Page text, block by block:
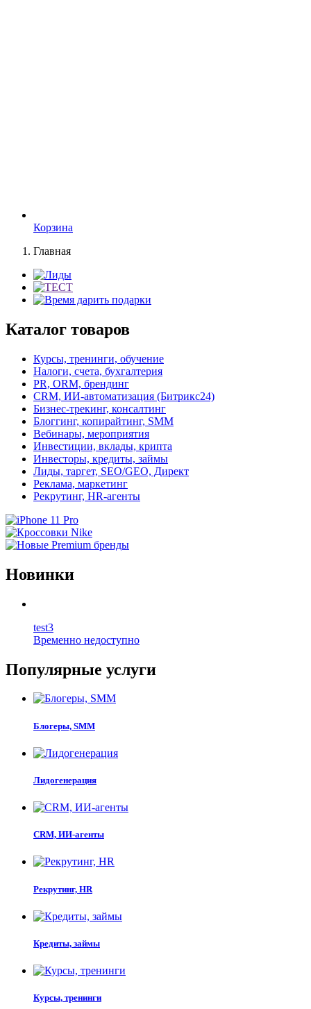
Корзина
Главная
Каталог товаров
Курсы, тренинги, обучение
Налоги, счета, бухгалтерия
PR, ORM, брендинг
CRM, ИИ-автоматизация (Битрикс24)
Бизнес-трекинг, консалтинг
Блоггинг, копирайтинг, SMM
Вебинары, мероприятия
Инвестиции, вклады, крипта
Инвесторы, кредиты, займы
Лиды, таргет, SEO/GEO, Директ
Реклама, маркетинг
Рекрутинг, HR-агенты
Новинки
test3
Временно недоступно
Популярные услуги
Блогеры, SMM
Лидогенерация
CRM, ИИ-агенты
Рекрутинг, HR
Кредиты, займы
Курсы, тренинги